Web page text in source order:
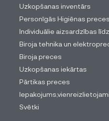
Uzkopšanas inventārs
Personīgās Higiēnas preces
Individuālie aizsardzības
Biroja tehnika un
Biroja preces
Uzkopšanas iekārtas
Pārtikas preces
Svētki